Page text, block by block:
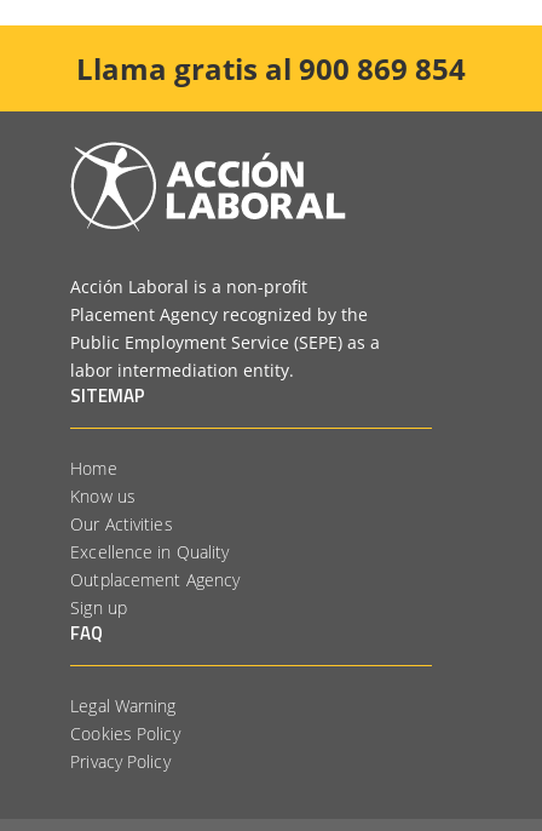
Llama gratis al 900 869 854
Acción Laboral is a non-profit
Placement Agency recognized by the
Public Employment Service (SEPE) as a
labor intermediation entity.
SITEMAP
Home
Know us
Our Activities
Excellence in Quality
Outplacement Agency
Sign up
FAQ
Legal Warning
Cookies Policy
Privacy Policy